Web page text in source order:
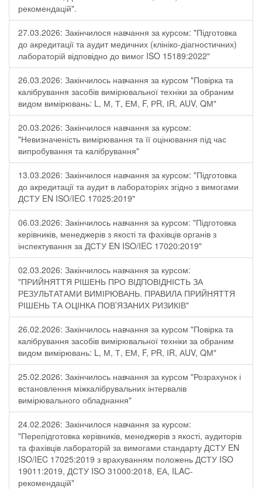
рекомендацій".
27.03.2026: Закінчилося навчання за курсом: "Підготовка
до акредитації та аудит медичних (клініко-діагностичних)
лабораторій відповідно до вимог ISO 15189:2022"
26.03.2026: Закінчилось навчання за курсом "Повірка та
калібрування засобів вимірювальної техніки за обраним
видом вимірювань: L, М, Т, ЕМ, F, РR, ІR, АUV, QМ"
20.03.2026: Закінчилося навчання за курсом:
"Невизначеність вимірювання та її оцінювання під час
випробування та калібрування"
13.03.2026: Закінчилося навчання за курсом: "Підготовка
до акредитації та аудит в лабораторіях згідно з вимогами
ДСТУ EN ISO/IEC 17025:2019"
06.03.2026: Закінчилось навчання за курсом: "Підготовка
керівників, менеджерів з якості та фахівців органів з
інспектування за ДСТУ EN ISO/IEC 17020:2019"
02.03.2026: Закінчилось навчання за курсом:
"ПРИЙНЯТТЯ РІШЕНЬ ПРО ВІДПОВІДНІСТЬ ЗА
РЕЗУЛЬТАТАМИ ВИМІРЮВАНЬ. ПРАВИЛА ПРИЙНЯТТЯ
РІШЕНЬ ТА ОЦІНКА ПОВ’ЯЗАНИХ РИЗИКІВ"
26.02.2026: Закінчилось навчання за курсом "Повірка та
калібрування засобів вимірювальної техніки за обраним
видом вимірювань: L, М, Т, ЕМ, F, РR, ІR, АUV, QМ"
25.02.2026: Закінчилось навчання за курсом "Розрахунок і
встановлення міжкалібрувальних інтервалів
вимірювального обладнання"
24.02.2026: Закінчилося навчання за курсом:
"Перепідготовка керівників, менеджерів з якості, аудиторів
та фахівців лабораторій за вимогами стандарту ДСТУ EN
ISO/IEC 17025:2019 з врахуванням положень ДСТУ ISO
19011:2019, ДСТУ ISO 31000:2018, ЕА, ILAC-
рекомендацій"